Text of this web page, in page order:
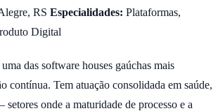
RS Especialidades: Plataformas,
Digital
das software houses gaúchas mais
contínua. Tem atuação consolidada em saúde,
onde a maturidade de processo e a